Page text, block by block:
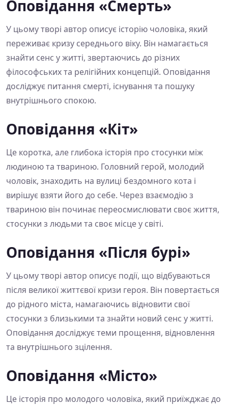
Оповідання «Смерть»
У цьому творі автор описує історію чоловіка, який
переживає кризу середнього віку. Він намагається
знайти сенс у житті, звертаючись до різних
філософських та релігійних концепцій. Оповідання
досліджує питання смерті, існування та пошуку
внутрішнього спокою.
Оповідання «Кіт»
Це коротка, але глибока історія про стосунки між
людиною та твариною. Головний герой, молодий
чоловік, знаходить на вулиці бездомного кота і
вирішує взяти його до себе. Через взаємодію з
твариною він починає переосмислювати своє життя,
стосунки з людьми та своє місце у світі.
Оповідання «Після бурі»
У цьому творі автор описує події, що відбуваються
після великої життєвої кризи героя. Він повертається
до рідного міста, намагаючись відновити свої
стосунки з близькими та знайти новий сенс у житті.
Оповідання досліджує теми прощення, відновлення
та внутрішнього зцілення.
Оповідання «Місто»
Це історія про молодого чоловіка, який приїжджає до